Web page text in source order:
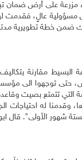
ضمن خطة تطويرية
البسيط مقارنة
حتى توجهوا الى
التي تتمتع بصيت
وقدمنا له احتياجات
شهور الأولى". قال